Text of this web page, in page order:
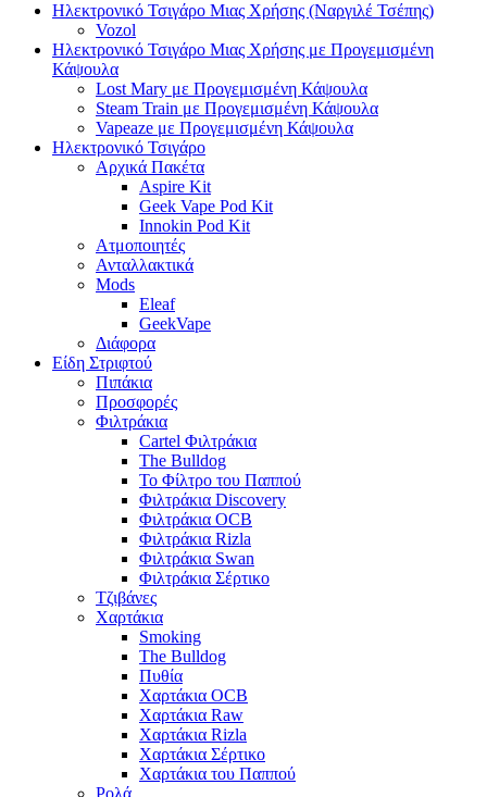
Ηλεκτρονικό Τσιγάρο Μιας Χρήσης (Ναργιλέ Τσέπης)
Vozol
Ηλεκτρονικό Τσιγάρο Μιας Χρήσης με Προγεμισμένη
Κάψουλα
Lost Mary με Προγεμισμένη Κάψουλα
Steam Train με Προγεμισμένη Κάψουλα
Vapeaze με Προγεμισμένη Κάψουλα
Ηλεκτρονικό Τσιγάρο
Αρχικά Πακέτα
Aspire Kit
Geek Vape Pod Kit
Innokin Pod Kit
Ατμοποιητές
Ανταλλακτικά
Mods
Eleaf
GeekVape
Διάφορα
Είδη Στριφτού
Πιπάκια
Προσφορές
Φιλτράκια
Cartel Φιλτράκια
The Bulldog
Το Φίλτρο του Παππού
Φιλτράκια Discovery
Φιλτράκια OCB
Φιλτράκια Rizla
Φιλτράκια Swan
Φιλτράκια Σέρτικο
Τζιβάνες
Χαρτάκια
Smoking
The Bulldog
Πυθία
Χαρτάκια OCB
Χαρτάκια Raw
Χαρτάκια Rizla
Χαρτάκια Σέρτικο
Χαρτάκια του Παππού
Ρολά